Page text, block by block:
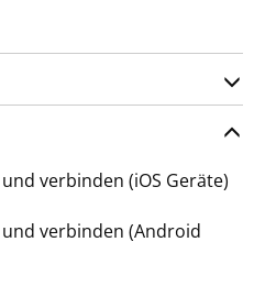
verbinden (iOS Geräte)
verbinden (Android